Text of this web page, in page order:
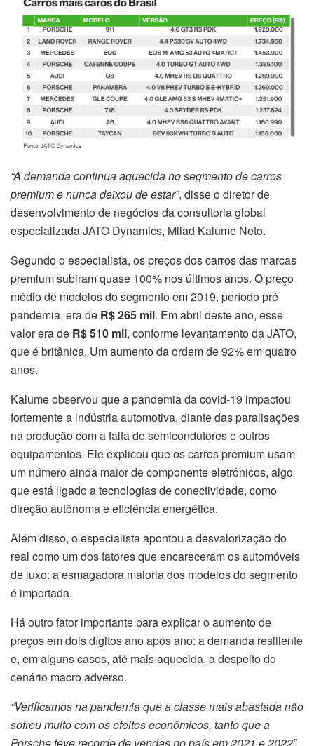
“A demanda continua aquecida no segmento de carros
premium e nunca deixou de estar”, disse o diretor de
desenvolvimento de negócios da consultoria global
especializada JATO Dynamics, Milad Kalume Neto.
Segundo o especialista, os preços dos carros das marcas
premium subiram quase 100% nos últimos anos. O preço
médio de modelos do segmento em 2019, período pré
pandemia, era de R$ 265 mil. Em abril deste ano, esse
valor era de R$ 510 mil, conforme levantamento da JATO,
que é britânica. Um aumento da ordem de 92% em quatro
anos.
Kalume observou que a pandemia da covid-19 impactou
fortemente a indústria automotiva, diante das paralisações
na produção com a falta de semicondutores e outros
equipamentos. Ele explicou que os carros premium usam
um número ainda maior de componente eletrônicos, algo
que está ligado a tecnologias de conectividade, como
direção autônoma e eficiência energética.
Além disso, o especialista apontou a desvalorização do
real como um dos fatores que encareceram os automóveis
de luxo: a esmagadora maioria dos modelos do segmento
é importada.
Há outro fator importante para explicar o aumento de
preços em dois dígitos ano após ano: a demanda resiliente
e, em alguns casos, até mais aquecida, a despeito do
cenário macro adverso.
“Verificamos na pandemia que a classe mais abastada não
sofreu muito com os efeitos econômicos, tanto que a